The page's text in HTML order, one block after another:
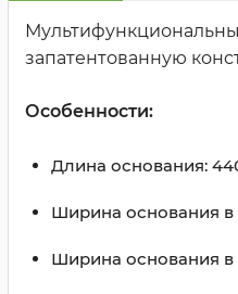
запатентованную
Особенности:
Длина основания:
Ширина основания в
Ширина основания в